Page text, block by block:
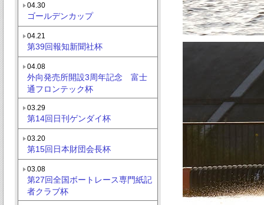
04.30
ゴールデンカップ
04.21
第39回報知新聞社杯
04.08
外向発売所開設3周年記念 富士
通フロンテック杯
03.29
第14回日刊ゲンダイ杯
03.20
第15回日本財団会長杯
03.08
第27回全国ボートレース専門紙記
者クラブ杯